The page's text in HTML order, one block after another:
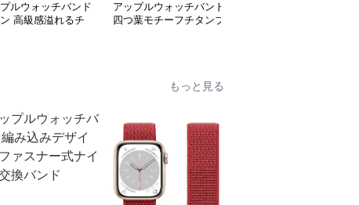
ルウォッチバンド
高級感溢れるチ
アップルウォッチバンド
四つ葉モチーフチタンブ
もっと見る